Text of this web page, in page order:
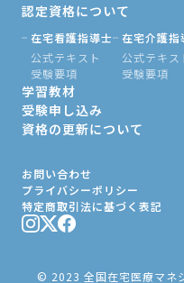
認定資格について
在宅看護指導士
公式テキスト
受験要項
在宅介護指
公式テキス
受験要項
学習教材
受験申し込み
資格の更新について
お問い合わせ
プライバシーポリシー
特定商取引法に基づく表記
© 2023 全国在宅医療マネ